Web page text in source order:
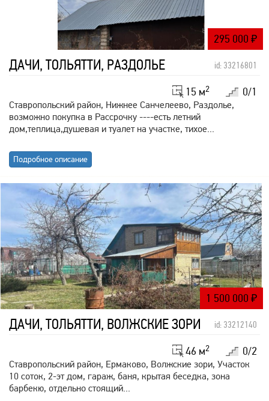
295 000 ₽
ДАЧИ, ТОЛЬЯТТИ, РАЗДОЛЬЕ id: 33216801
0/1
15 м2
Ставропольский район, Нижнее Санчелеево, Раздолье,
возможно покупка в Рассрочку ----есть летний
дом,теплица,душевая и туалет на участке, тихое...
Подробное описание
1 500 000 ₽
ДАЧИ, ТОЛЬЯТТИ, ВОЛЖСКИЕ ЗОРИ id: 33212140
0/2
46 м2
Ставропольский район, Ермаково, Волжские зори, Участок
10 соток, 2-эт дом, гараж, баня, крытая беседка, зона
барбекю, отдельно стоящий...